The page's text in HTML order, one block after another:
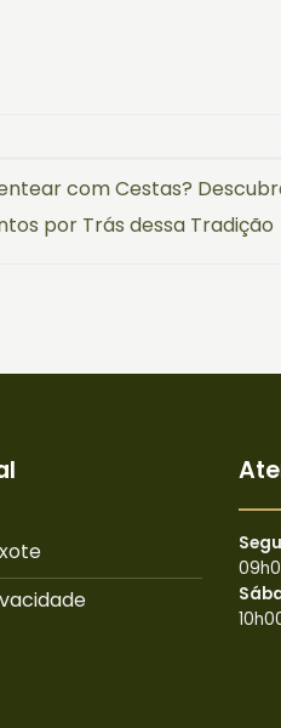
com Cestas?
por Trás dessa Tradição